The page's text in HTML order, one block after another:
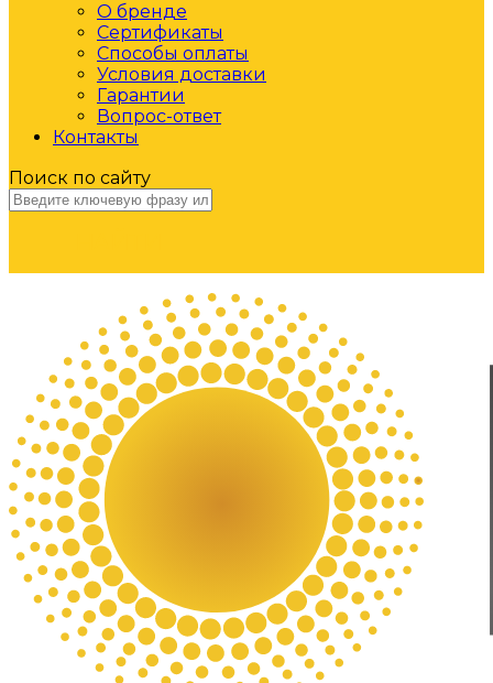
О бренде
Сертификаты
Способы оплаты
Условия доставки
Гарантии
Вопрос-ответ
Контакты
Поиск по сайту